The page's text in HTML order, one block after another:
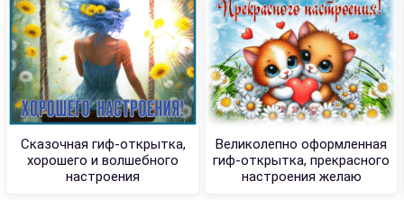
Сказочная гиф-открытка,
хорошего и волшебного
настроения
Великолепно оформленная
гиф-открытка, прекрасного
настроения желаю